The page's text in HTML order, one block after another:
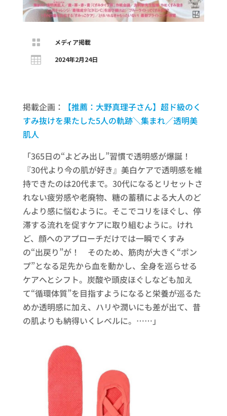
 メディア掲載
 2024年2月24日
掲載企画：
【推薦：大野真理子さん】​超ド級のく
すみ抜けを果たした​5人の軌跡＼集まれ／​透明美
肌人​
「365日の“よどみ出し”習慣で透明感が爆誕！
『30代より今の肌が好き』美白ケアで透明感を維
持できたのは20代まで。30代になるとリセットさ
れない疲労感や老廃物、糖の蓄積による大人のど
んより感に悩むように。そこでコリをほぐし、停
滞する流れを促すケアに取り組むように。けれ
ど、顔へのアプローチだけでは一瞬でくすみ
の“出戻り”が！ そのため、筋肉が大きく“ポン
プ”となる足先から血を動かし、全身を巡らせる
ケアへとシフト。炭酸や頭皮ほぐしなども加え
て“循環体質”を目指すようになると栄養が巡るた
めか透明感に加え、ハリや潤いにも差が出て、昔
の肌よりも納得いくレベルに。……」